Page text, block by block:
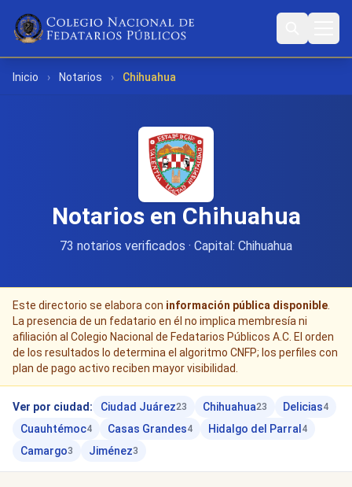
Inicio › Notarios › Chihuahua
Notarios en Chihuahua
73 notarios verificados · Capital: Chihuahua
Este directorio se elabora con información pública disponible
La presencia de un fedatario en él no implica membresía ni
afiliación al Colegio Nacional de Fedatarios Públicos A.C. El orden
de los resultados lo determina el algoritmo CNFP; los perfiles con
plan de pago activo reciben mayor visibilidad.
Ver por ciudad: Ciudad Juárez23 Chihuahua23 Delicias4
Cuauhtémoc4 Casas Grandes4 Hidalgo del Parral 4
Camargo3 Jiménez3